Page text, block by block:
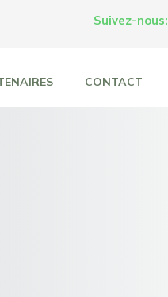
Suivez-nous:
CONTACT